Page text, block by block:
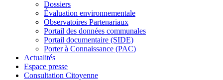
Dossiers
Évaluation environnementale
Observatoires Partenariaux
Portail des données communales
Portail documentaire (SIDE)
Porter à Connaissance (PAC)
Actualités
Espace presse
Consultation Citoyenne